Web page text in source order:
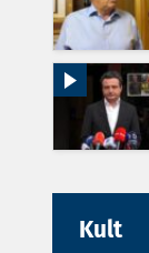
Kult